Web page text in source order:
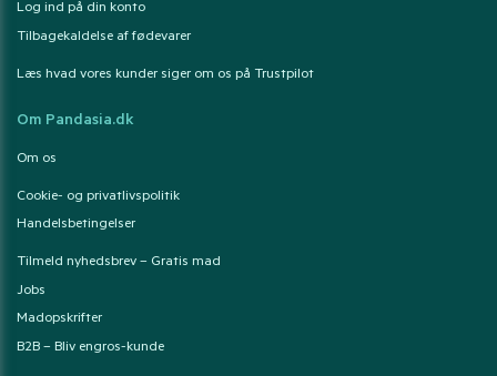
Log ind på din konto
Tilbagekaldelse af fødevarer
Læs hvad vores kunder siger om os på Trustpilot
Om Pandasia.dk
Om os
Cookie- og privatlivspolitik
Handelsbetingelser
Tilmeld nyhedsbrev – Gratis mad
Jobs
Madopskrifter
B2B – Bliv engros-kunde